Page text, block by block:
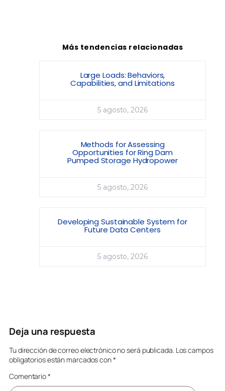
Más tendencias relacionadas
Large Loads: Behaviors,
Capabilities, and Limitations
5 agosto, 2026
Methods for Assessing
Opportunities for Ring Dam
Pumped Storage Hydropower
5 agosto, 2026
Developing Sustainable System for
Future Data Centers
5 agosto, 2026
Deja una respuesta
Tu dirección de correo electrónico no será publicada. Los campos
obligatorios están marcados con*
Comentario*